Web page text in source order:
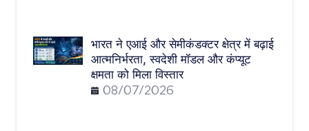
भारत ने एआई और सेमीकंडक्टर क्षेत्र में बढ़ाई
आत्मनिर्भरता, स्वदेशी मॉडल और कंप्यूट
क्षमता को मिला विस्तार
08/07/2026